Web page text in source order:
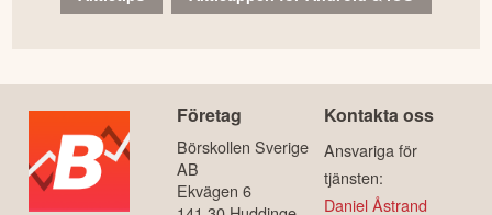
Företag
Börskollen Sverige
AB
Ekvägen 6
Kontakta oss
Ansvariga för
tjänsten:
Daniel Åstrand